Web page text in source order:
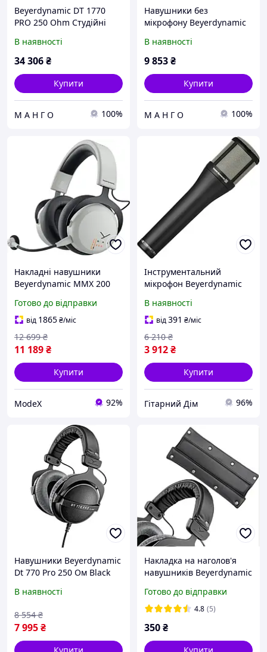
Beyerdynamic DT 1770
PRO 250 Ohm Студійні
В наявності
34 306₴
Купити
М А Н Г О 100%
Навушники без
мікрофону Beyerdynamic
В наявності
9 853₴
Купити
М А Н Г О 100%
Накладні навушники
Beyerdynamic MMX 200
Готово до відправки
від 1865₴/міс
11 189₴
12 699 ₴
Купити
ModeX 92%
Інструментальний
мікрофон Beyerdynamic
В наявності
від391 ₴/міс
3 912₴
6 210 ₴
Купити
Гітарний Дім 96%
Навушники Beyerdynamic
Dt 770 Pro 250 Ом Black
В наявності
7 995₴
8 554 ₴
Накладка на наголов'я
навушників Beyerdynamic
DT880 Pro, DT990, DT990
Pro
Готово до відправки
4.8 (5)
350₴